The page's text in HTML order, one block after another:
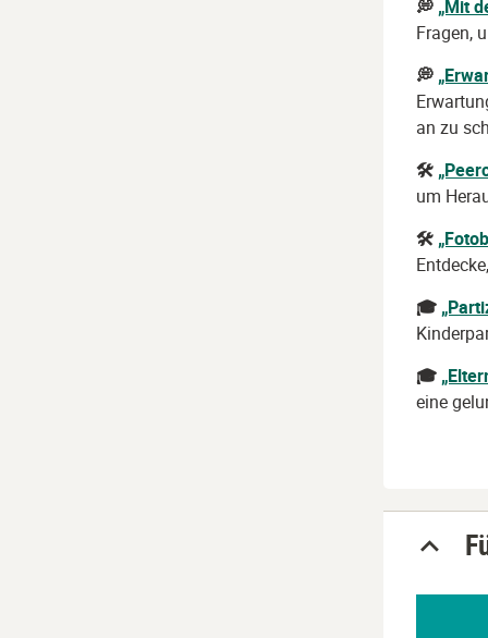
💭 „Mit
Fragen,
💭
an zu
🛠
um
🛠
🎓
🎓
eine